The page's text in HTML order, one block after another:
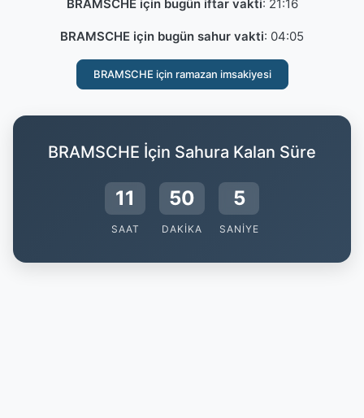
BRAMSCHE için bugün iftar vakti: 21:16
BRAMSCHE için bugün sahur vakti: 04:05
BRAMSCHE için ramazan imsakiyesi
BRAMSCHE İçin Sahura Kalan Süre
11
SAAT
50
DAKIKA
4
SANIYE